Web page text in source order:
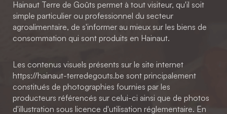
Hainaut Terre de Goûts permet à tout visiteur, qu'il soit
simple particulier ou professionnel du secteur
agroalimentaire, de s'informer au mieux sur les biens de
consommation qui sont produits en Hainaut.
Les contenus visuels présents sur le site internet
https://hainaut-terredegouts.be sont principalement
constitués de photographies fournies par les
producteurs référencés sur celui-ci ainsi que de photos
d'illustration sous licence d'utilisation réglementaire. En